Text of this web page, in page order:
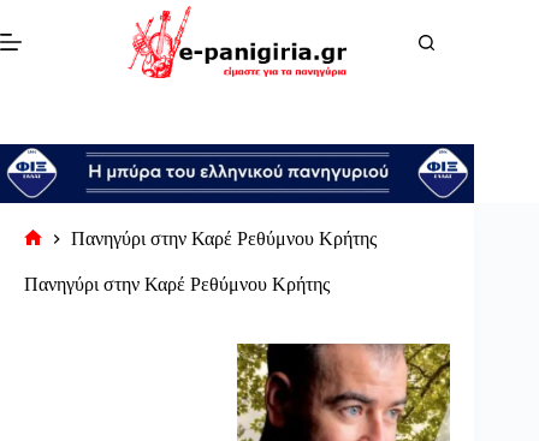
στο
περιεχόμενο
σελίδα
Πανηγύρι στην Καρέ Ρεθύμνου Κρήτης
Πανηγύρι στην Καρέ Ρεθύμνου Κρήτης